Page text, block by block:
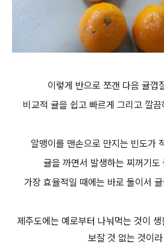
이렇게 반으로 쪼갠 다음 귤껍
비교적 귤을 쉽고 빠르게 그리고 깔
알맹이를 맨손으로 만지는 빈도가
귤을 까면서 발생하는 찌꺼기도
가장 효율적일 때에는 바로 둘이서
제주도에는 예로부터 나눠먹는 것이 생
보잘 것 없는 것이